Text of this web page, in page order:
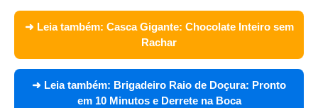
➜ Leia também: Casca Gigante: Chocolate Inteiro sem
Rachar
➜ Leia também: Brigadeiro Raio de Doçura: Pronto
em 10 Minutos e Derrete na Boca